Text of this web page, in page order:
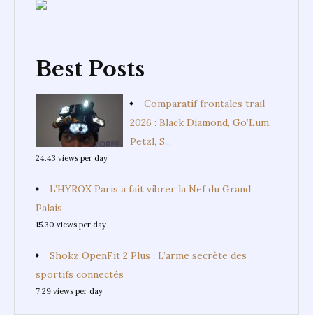
Best Posts
Comparatif frontales trail
2026 : Black Diamond, Go’Lum,
Petzl, S...
24.43 views per day
L’HYROX Paris a fait vibrer la Nef du Grand
Palais
15.30 views per day
Shokz OpenFit 2 Plus : L’arme secrète des
sportifs connectés
7.29 views per day